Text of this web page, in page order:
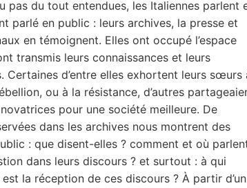
pas du tout entendues, les Italiennes parlent
parlé en public : leurs archives, la presse et
en témoignent. Elles ont occupé l’espace
transmis leurs connaissances et leurs
Certaines d’entre elles exhortent leurs sœurs
ou à la résistance, d’autres
pour une société meilleure. De
dans les archives nous montrent des
: que disent-elles ? comment et où
dans leurs discours ? et surtout : à qui
est la réception de ces discours ? À partir d’un